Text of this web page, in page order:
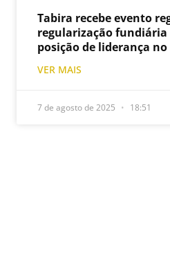
Tabira recebe evento
regularização fundiária
posição de liderança
VER MAIS
7 de agosto de 2025 18:51